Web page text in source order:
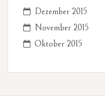
Dezember 2015
November 2015
Oktober 2015